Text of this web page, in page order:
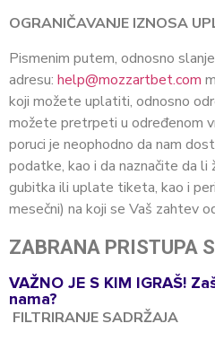
OGRANIČAVANJE IZNOSA
Pismenim putem, odnosno
adresu: help@mozzartbet.com
koji možete uplatiti, odnosno
možete pretrpeti u određenom
poruci je neophodno da nam
podatke, kao i da naznačite da
gubitka ili uplate tiketa, kao i
mesečni) na koji se Vaš zahtev
ZABRANA PRISTUPA
VAŽNO JE S KIM IGRAŠ!
nama?
FILTRIRANJE SADRŽAJA